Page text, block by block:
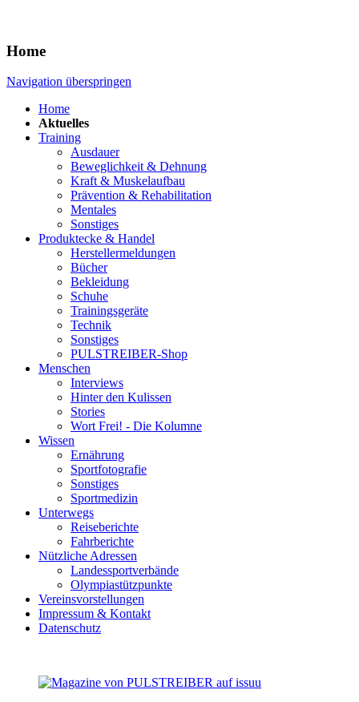
Home
Navigation überspringen
Home
Aktuelles
Training
Ausdauer
Beweglichkeit & Dehnung
Kraft & Muskelaufbau
Prävention & Rehabilitation
Mentales
Sonstiges
Produktecke & Handel
Herstellermeldungen
Bücher
Bekleidung
Schuhe
Trainingsgeräte
Technik
Sonstiges
PULSTREIBER-Shop
Menschen
Interviews
Hinter den Kulissen
Stories
Wort Frei! - Die Kolumne
Wissen
Ernährung
Sportfotografie
Sonstiges
Sportmedizin
Unterwegs
Reiseberichte
Fahrberichte
Nützliche Adressen
Landessportverbände
Olympiastützpunkte
Vereinsvorstellungen
Impressum & Kontakt
Datenschutz